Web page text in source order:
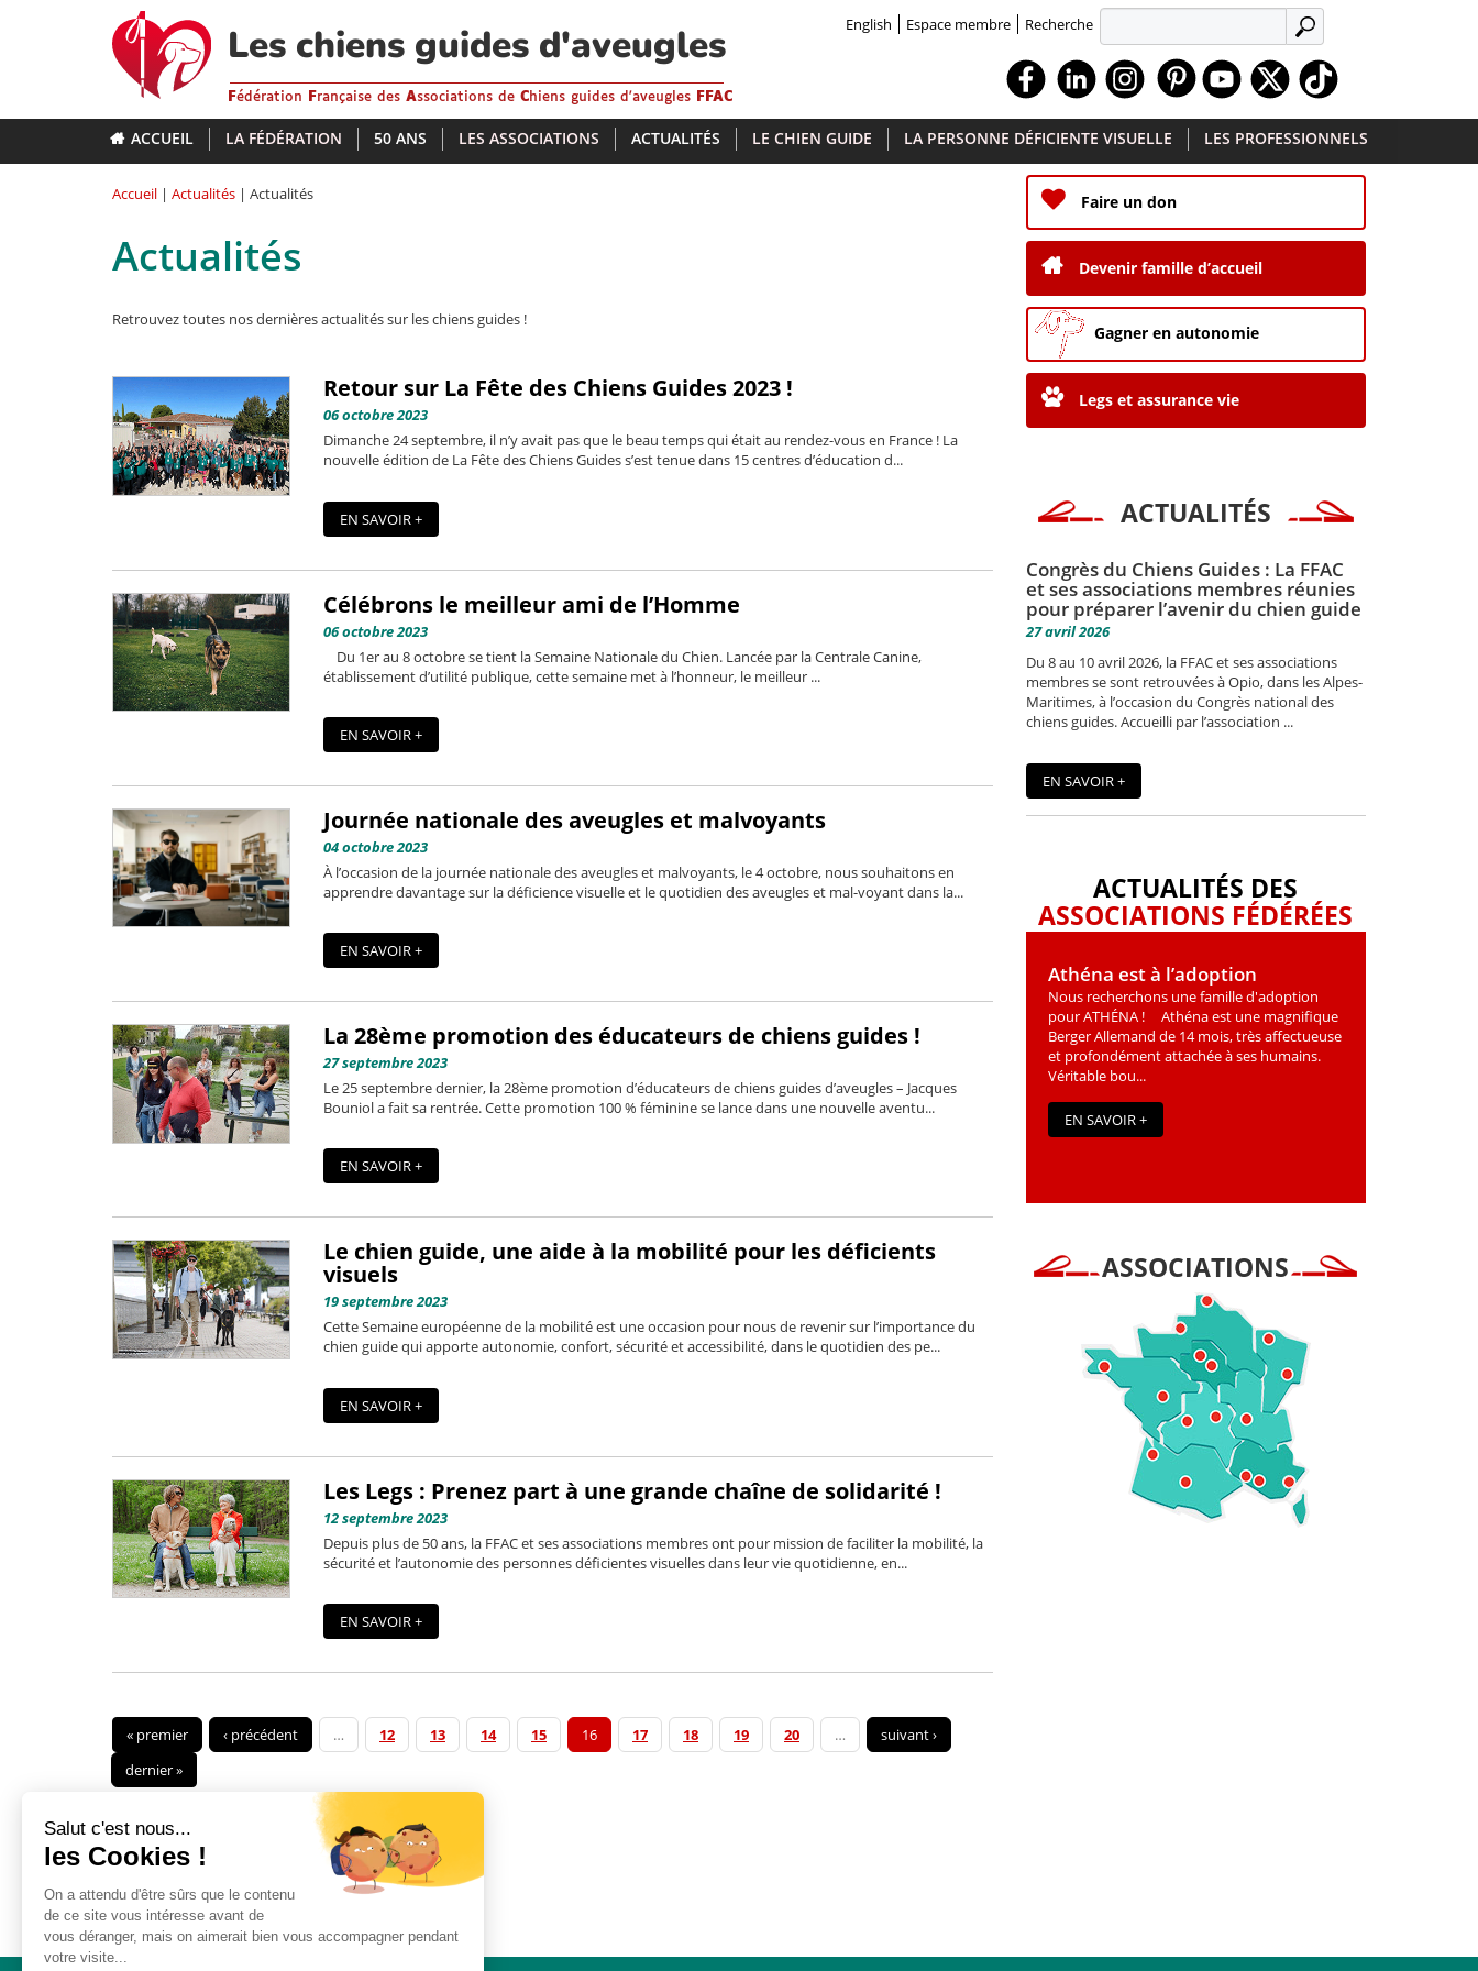
Les chiens guides d'aveugles
Fédération Française des Associations de Chiens guides d'aveugles FFAC
English Espace membre Recherche APPLIQUER
FacebookLinkedin Instagram Youtube
ACCUEIL LA FÉDÉRATION 50 ANS LES ASSOCIATIONS ACTUALITÉS LE CHIEN GUIDE LA PERSONNE DÉFICIENTE VISUELLE LES PROFESSIONNELS
Accueil | Actualités | Actualités
Actualités
Retrouvez toutes nos dernières actualités sur les chiens guides !
Retour sur La Fête des Chiens Guides 2023 !
06 octobre 2023
Dimanche 24 septembre, il n’y avait pas que le beau temps qui était au rendez-vous en France ! La
nouvelle édition de La Fête des Chiens Guides s’est tenue dans 15 centres d’éducation d...
EN SAVOIR +
Célébrons le meilleur ami de l’Homme
06 octobre 2023
Du 1er au 8 octobre se tient la Semaine Nationale du Chien. Lancée par la Centrale Canine,
établissement d’utilité publique, cette semaine met à l’honneur, le meilleur ...
EN SAVOIR +
Journée nationale des aveugles et malvoyants
04 octobre 2023
À l’occasion de la journée nationale des aveugles et malvoyants, le 4 octobre, nous souhaitons en
apprendre davantage sur la déficience visuelle et le quotidien des aveugles et mal-voyant dans la...
EN SAVOIR +
La 28ème promotion des éducateurs de chiens guides !
27 septembre 2023
Le 25 septembre dernier, la 28ème promotion d’éducateurs de chiens guides d’aveugles – Jacques
Bouniol a fait sa rentrée. Cette promotion 100 % féminine se lance dans une nouvelle aventu...
EN SAVOIR +
Le chien guide, une aide à la mobilité pour les déficients
visuels
19 septembre 2023
Cette Semaine européenne de la mobilité est une occasion pour nous de revenir sur l’importance du
chien guide qui apporte autonomie, confort, sécurité et accessibilité, dans le quotidien des pe...
EN SAVOIR +
Les Legs : Prenez part à une grande chaîne de solidarité !
12 septembre 2023
Depuis plus de 50 ans, la FFAC et ses associations membres ont pour mission de faciliter la mobilité, la
sécurité et l’autonomie des personnes déficientes visuelles dans leur vie quotidienne, en...
EN SAVOIR +
« premier ‹ précédent … 12 13 14 15 16 17 18 19 20 …
suivant ›
dernier »
Faire un don
Devenir famille d’accueil
Gagner en autonomie
Legs et assurance vie
ACTUALITÉS
Congrès du Chiens Guides : La FFAC
et ses associations membres réunies
pour préparer l’avenir du chien guide
27 avril 2026
Du 8 au 10 avril 2026, la FFAC et ses associations
membres se sont retrouvées à Opio, dans les Alpes-
Maritimes, à l’occasion du Congrès national des
chiens guides. Accueilli par l’association ...
EN SAVOIR +
ACTUALITÉS DES
ASSOCIATIONS FÉDÉRÉES
Athéna est à l’adoption
Nous recherchons une famille d'adoption
pour ATHÉNA ! Athéna est une magniﬁque
Berger Allemand de 14 mois, très affectueuse
et profondément attachée à ses humains.
Véritable bou...
EN SAVOIR +
ASSOCIATIONS
Salut c'est nous...
les Cookies !
On a attendu d'être sûrs que le contenu
de ce site vous intéresse avant de
vous déranger, mais on aimerait bien vous accompagner pendant
votre visite...